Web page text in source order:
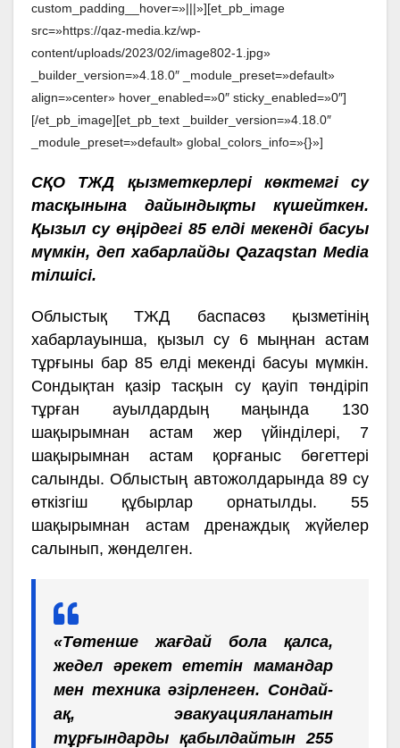
custom_padding__hover=»|||»][et_pb_image
src=»https://qaz-media.kz/wp-
content/uploads/2023/02/image802-1.jpg»
_builder_version=»4.18.0″ _module_preset=»default»
align=»center» hover_enabled=»0″ sticky_enabled=»0″]
[/et_pb_image][et_pb_text _builder_version=»4.18.0″
_module_preset=»default» global_colors_info=»{}»]
СҚО ТЖД қызметкерлері көктемгі су
тасқынына дайындықты күшейткен.
Қызыл су өңірдегі 85 елді мекенді басуы
мүмкін, деп хабарлайды Qazaqstan Media
тілшісі.
Облыстық ТЖД баспасөз қызметінің
хабарлауынша, қызыл су 6 мыңнан астам
тұрғыны бар 85 елді мекенді басуы мүмкін.
Сондықтан қазір тасқын су қауіп төндіріп
тұрған ауылдардың маңында 130
шақырымнан астам жер үйінділері, 7
шақырымнан астам қорғаныс бөгеттері
салынды. Облыстың автожолдарында 89 су
өткізгіш құбырлар орнатылды. 55
шақырымнан астам дренаждық жүйелер
салынып, жөнделген.
«Төтенше жағдай бола қалса,
жедел әрекет ететін мамандар
мен техника әзірленген. Сондай-
ақ, эвакуацияланатын
тұрғындарды қабылдайтын 255